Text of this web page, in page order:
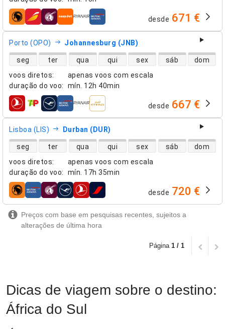
companhias aéreas desde 671 €
Porto (OPO) Johannesburg (JNB)
voos diretos:
apenas voos com escala
duração do voo: mín. 12h 40min
disponibilidade de voos diretos
seg ter qua qui sex sáb dom
companhias aéreas desde 667 €
Lisboa (LIS) Durban (DUR)
voos diretos:
apenas voos com escala
duração do voo: mín. 17h 35min
disponibilidade de voos diretos
seg ter qua qui sex sáb dom
companhias aéreas desde 720 €
Preços com base em pesquisas recentes, sujeitos a
alterações de última hora
Página 1 / 1
Dicas de viagem sobre o destino:
África do Sul